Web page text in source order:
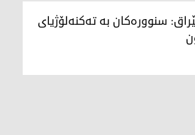
سنوورەکان بە تەکنەلۆژیای